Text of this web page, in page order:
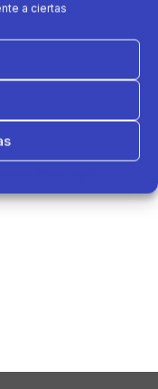
a ciertas